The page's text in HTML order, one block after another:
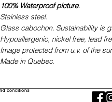
100% Waterproof picture.
Stainless steel.
Glass cabochon. Sustainability is
Hypoallergenic, nickel free, lead
Image protected from u.v. of the
Made in Quebec.
conditions